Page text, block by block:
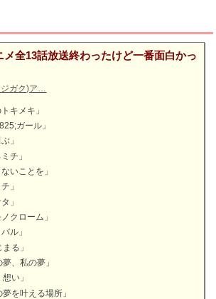
メ全13話放送終わったけど一番面白かっ
ジガク)ア…
キメキ」
ガール」
」
チ」
いことを」
」
」
クローム」
ル」
る」
、私の夢」
い」
を叶える場所」